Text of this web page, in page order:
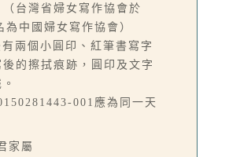
（台灣省婦女寫作協會於
為中國婦女寫作協會）
兩個小圓印、紅筆書寫字
的擦拭痕跡，圓印及文字
001應為同一天
家屬